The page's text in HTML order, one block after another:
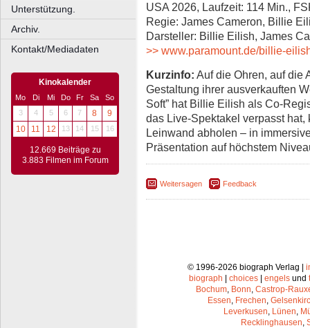
Unterstützung.
Archiv.
Kontakt/Mediadaten
Kinokalender
Mo Di Mi Do Fr Sa
So
3
4 5 6 7 8
9
10
11 12 13 14 15 16
12.669 Beiträge zu
3.883 Filmen im Forum
USA 2026, Laufzeit: 114 Min.,
Regie: James Cameron, Billie
Darsteller: Billie Eilish, James
>> www.paramount.de/billie-
Kurzinfo: Auf die Ohren, auf die
Gestaltung ihrer ausverkauften
Soft” hat Billie Eilish als Co-
das Live-Spektakel verpasst
Leinwand abholen – in
Präsentation auf höchstem
Weitersagen Feedback
© 1996-2026 biograph Verlag |
biograph | choices | engels und
Bochum Bonn Castrop-
Essen Frechen
Leverkusen Lünen
Recklinghausen